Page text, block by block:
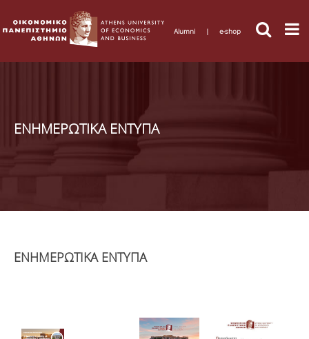
Alumni | e-shop
ΕΝΗΜΕΡΩΤΙΚΑ ΕΝΤΥΠΑ
ΕΝΗΜΕΡΩΤΙΚΑ ΕΝΤΥΠΑ